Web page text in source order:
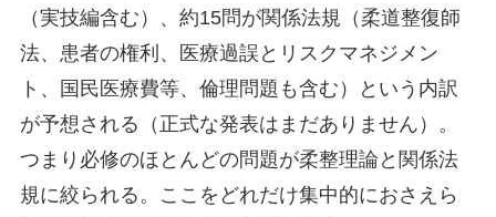
（実技編含む）、約15問が関係法規（柔道整復師
法、患者の権利、医療過誤とリスクマネジメン
ト、国民医療費等、倫理問題も含む）という内訳
が予想される（正式な発表はまだありません）。
つまり必修のほとんどの問題が柔整理論と関係法
規に絞られる。ここをどれだけ集中的におさえら